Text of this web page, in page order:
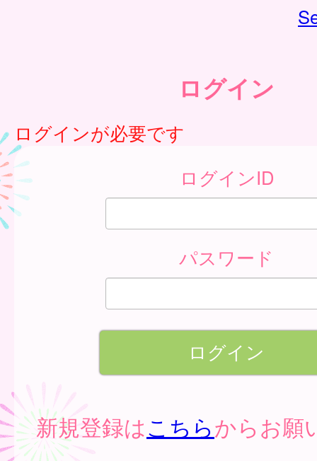
ログイン
ログインが必要です
ログインID
パスワード
新規登録はこちらからお願